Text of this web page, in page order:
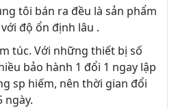
tôi bán ra đều là sản phẩm
độ ổn định lâu .
túc. Với những thiết bị số
bảo hành 1 đổi 1 ngay lập
sp hiếm, nên thời gian đổi
ngày.